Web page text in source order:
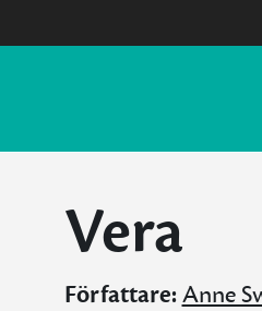
Vera
Författare:Anne